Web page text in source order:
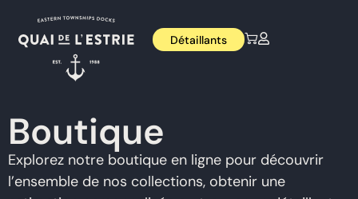
Détaillants
Boutique
Explorez notre boutique en ligne pour découvrir
l’ensemble de nos collections, obtenir une